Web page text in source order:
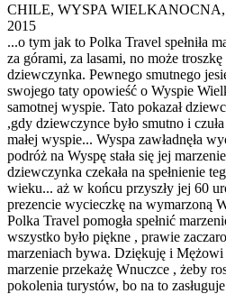
CHILE, WYSPA
2015
...o tym jak to Polka Travel spełniła
za górami, za lasami, no może troszkę
dziewczynka. Pewnego smutnego
swojego taty opowieść o Wyspie
samotnej wyspie. Tato pokazał
,gdy dziewczynce było smutno i
małej wyspie... Wyspa zawładnęła
podróż na Wyspę stała się jej
dziewczynka czekała na spełnienie
wieku... aż w końcu przyszły jej 60
prezencie wycieczkę na wymarzoną
Polka Travel pomogła spełnić
wszystko było piękne , prawie
marzeniach bywa. Dziękuję i
marzenie przekażę Wnuczce , żeby
pokolenia turystów, bo na to